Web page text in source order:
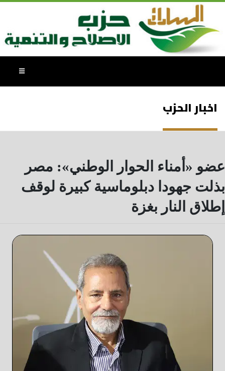
اخبار الحزب
عضو «أمناء الحوار الوطني»: مصر
بذلت جهودا دبلوماسية كبيرة لوقف
إطلاق النار بغزة